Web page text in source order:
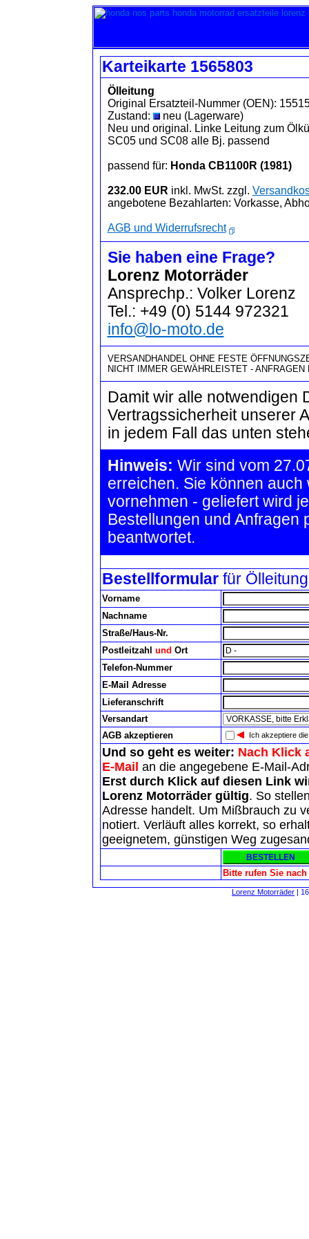
Karteikarte 1565803
Ölleitung
Original Ersatzteil-Nummer (OEN):
Zustand:
neu (Lagerware)
Neu und original. Linke Leitung zum
SC05 und SC08 alle Bj. passend
passend für: Honda CB1100R (1981)
232.00 EUR inkl. MwSt. zzgl.
angebotene Bezahlarten: Vorkasse,
AGB und Widerrufsrecht
Sie haben eine Frage?
Lorenz Motorräder
Ansprechp.: Volker Lorenz
Tel.: +49 (0) 5144 972321
info@lo-moto.de
VERSANDHANDEL OHNE FESTE
NICHT IMMER GEWÄHRLEISTET -
Damit wir alle notwendigen
Vertragssicherheit unserer
in jedem Fall das unten
Hinweis: Wir sind vom
erreichen. Sie können
vornehmen - geliefert wird
Bestellungen und Anfragen
beantwortet.
Bestellformular für
Vorname
Nachname
Straße/Haus-Nr.
Postleitzahl und Ort
Telefon-Nummer
E-Mail Adresse
Lieferanschrift
Versandart
AGB akzeptieren
Ich akzeptiere die
Und so geht es weiter: Nach Klick
E-Mail an die angegebene E-Mail-
Erst durch Klick auf diesen Link
Lorenz Motorräder gültig. So
Adresse handelt. Um Mißbrauch zu
notiert. Verläuft alles korrekt, so
geeignetem, günstigen Weg
Bitte rufen Sie
Lorenz Motorräder |